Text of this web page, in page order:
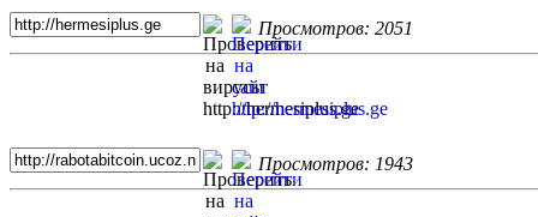
Просмотров: 2051
Просмотров: 1943